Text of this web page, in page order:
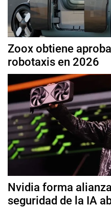
Zoox obtiene
robotaxis en 2026
Nvidia forma
seguridad de la IA